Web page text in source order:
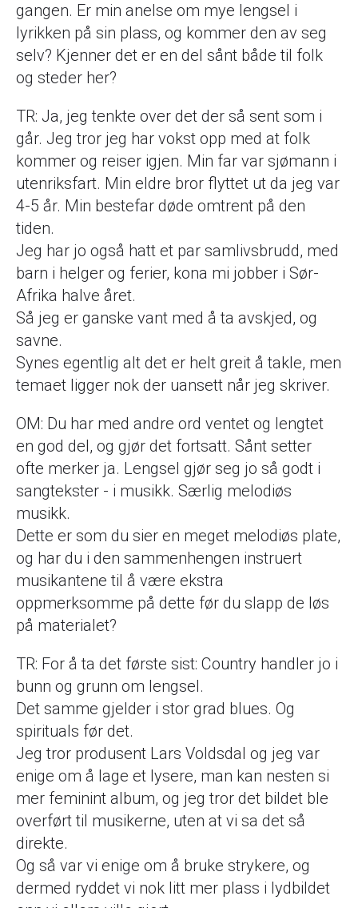
gangen. Er min anelse om mye lengsel i
lyrikken på sin plass, og kommer den av seg
selv? Kjenner det er en del sånt både til folk
og steder her?
TR: Ja, jeg tenkte over det der så sent som i
går. Jeg tror jeg har vokst opp med at folk
kommer og reiser igjen. Min far var sjømann i
utenriksfart. Min eldre bror flyttet ut da jeg var
4-5 år. Min bestefar døde omtrent på den
tiden.
Jeg har jo også hatt et par samlivsbrudd, med
barn i helger og ferier, kona mi jobber i Sør-
Afrika halve året.
Så jeg er ganske vant med å ta avskjed, og
savne.
Synes egentlig alt det er helt greit å takle, men
temaet ligger nok der uansett når jeg skriver.
OM: Du har med andre ord ventet og lengtet
en god del, og gjør det fortsatt. Sånt setter
ofte merker ja. Lengsel gjør seg jo så godt i
sangtekster - i musikk. Særlig melodiøs
musikk.
Dette er som du sier en meget melodiøs plate,
og har du i den sammenhengen instruert
musikantene til å være ekstra
oppmerksomme på dette før du slapp de løs
på materialet?
TR: For å ta det første sist: Country handler jo i
bunn og grunn om lengsel.
Det samme gjelder i stor grad blues. Og
spirituals før det.
Jeg tror produsent Lars Voldsdal og jeg var
enige om å lage et lysere, man kan nesten si
mer feminint album, og jeg tror det bildet ble
overført til musikerne, uten at vi sa det så
direkte.
Og så var vi enige om å bruke strykere, og
dermed ryddet vi nok litt mer plass i lydbildet